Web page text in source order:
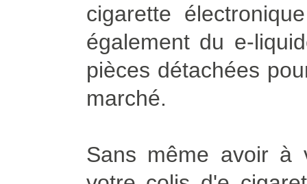
cigarette
également du e-
pièces détachées
marché.
Sans même avoir à